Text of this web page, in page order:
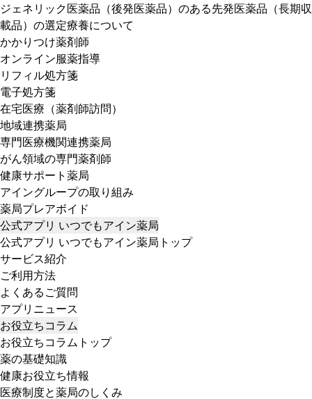
ジェネリック医薬品（後発医薬品）のある先発医薬品（長期収
載品）の選定療養について
かかりつけ薬剤師
オンライン服薬指導
リフィル処方箋
電子処方箋
在宅医療（薬剤師訪問）
地域連携薬局
専門医療機関連携薬局
がん領域の専門薬剤師
健康サポート薬局
アイングループの取り組み
薬局プレアボイド
公式アプリ いつでもアイン薬局
公式アプリ いつでもアイン薬局トップ
サービス紹介
ご利用方法
よくあるご質問
アプリニュース
お役立ちコラム
お役立ちコラムトップ
薬の基礎知識
健康お役立ち情報
医療制度と薬局のしくみ